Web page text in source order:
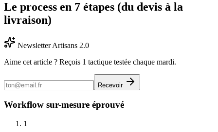
Le process en 7 étapes (du devis à la
livraison)
Newsletter Artisans 2.0
Aime cet article ? Reçois 1 tactique testée chaque mardi.
Recevoir
Workflow sur-mesure éprouvé
1